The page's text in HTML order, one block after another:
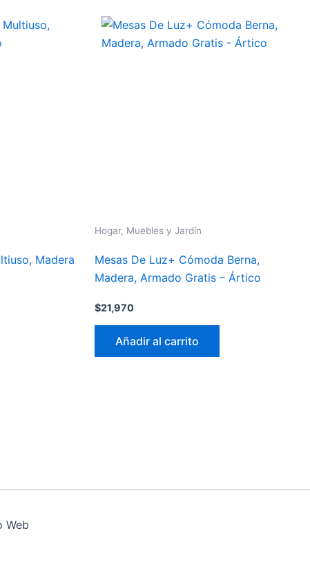
Madera
Hogar, Muebles y Jardín
Mesas De Luz+ Cómoda Berna,
Madera, Armado Gratis – Ártico
$21,970
Añadir al carrito
Web